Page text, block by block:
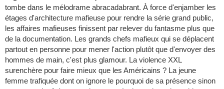
tombe dans le mélodrame abracadabrant. À force d'enjamber les
étages d'architecture mafieuse pour rendre la série grand public,
les affaires mafieuses finissent par relever du fantasme plus que
de la documentation. Les grands chefs mafieux qui se déplacent
partout en personne pour mener l'action plutôt que d'envoyer des
hommes de main, c'est plus glamour. La violence XXL
surenchère pour faire mieux que les Américains ? La jeune
femme trafiquée dont on ignore le pourquoi de sa présence sinon